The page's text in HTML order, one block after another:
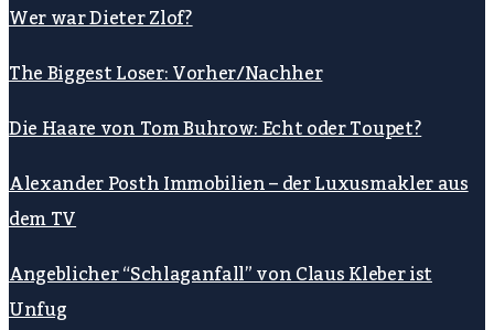
Wer war Dieter Zlof?
The Biggest Loser: Vorher/Nachher
Die Haare von Tom Buhrow: Echt oder Toupet?
Alexander Posth Immobilien – der Luxusmakler aus
dem TV
Angeblicher “Schlaganfall” von Claus Kleber ist
Unfug